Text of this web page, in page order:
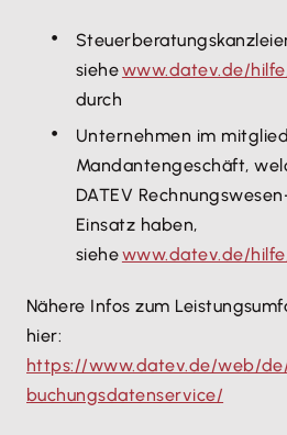
siehewww.datev.de/
durch
Unternehmen im
Mandantengeschäft,
DATEV
Einsatz haben,
siehewww.datev.de/
Nähere Infos zum
hier:
https://www.datev.de/web/
buchungsdatenservice/